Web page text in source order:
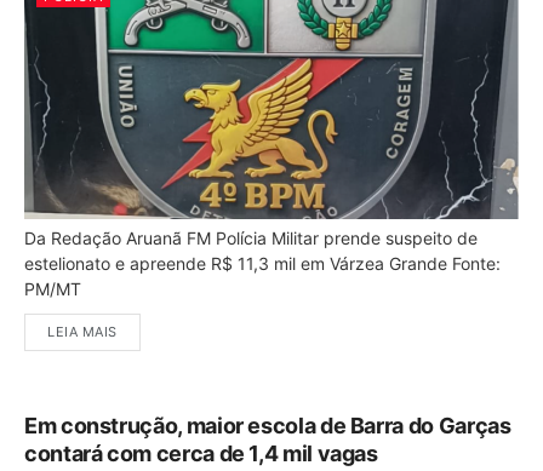
Da Redação Aruanã FM Polícia Militar prende suspeito de
estelionato e apreende R$ 11,3 mil em Várzea Grande Fonte:
PM/MT
LEIA MAIS
Em construção, maior escola de Barra do Garças
contará com cerca de 1,4 mil vagas